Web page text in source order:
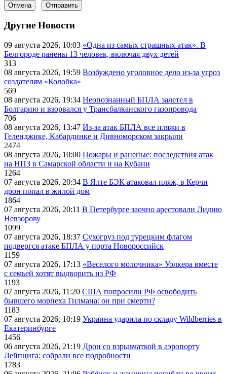
Отмена Отправить
Другие Новости
09 августа 2026, 10:03 «Одна из самых страшных атак». В
Белгороде ранены 13 человек, включая двух детей
313
08 августа 2026, 19:59 Возбуждено уголовное дело из-за угроз
создателям «Колобка»
569
08 августа 2026, 19:34 Неопознанный БПЛА залетел в
Болгарию и взорвался у Трансбалканского газопровода
706
08 августа 2026, 13:47 Из-за атак БПЛА все пляжи в
Геленджике, Кабардинке и Дивноморском закрыли
2474
08 августа 2026, 10:00 Пожары и раненые: последствия атак
на НПЗ в Самарской области и на Кубани
1264
07 августа 2026, 20:34 В Ялте БЭК атаковал пляж, в Керчи
дрон попал в жилой дом
1864
07 августа 2026, 20:11 В Петербурге заочно арестовали Лидию
Невзорову
1099
07 августа 2026, 18:37 Сухогруз под турецким флагом
подвергся атаке БПЛА у порта Новороссийск
1159
07 августа 2026, 17:13 «Веселого молочника» Уолкера вместе
с семьей хотят выдворить из РФ
1193
07 августа 2026, 11:20 США попросили РФ освободить
бывшего морпеха Гилмана: он при смерти?
1183
07 августа 2026, 10:19 Украина ударила по складу Wildberries в
Екатеринбурге
1456
06 августа 2026, 21:19 Дрон со взрывчаткой в аэропорту
Лейпцига: собрали все подробности
1783